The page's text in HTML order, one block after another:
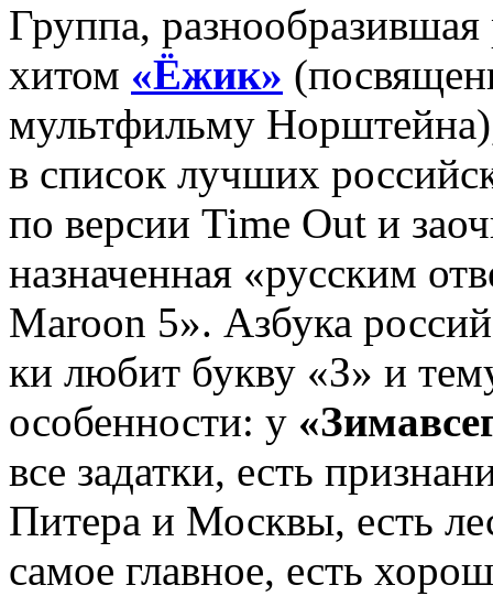
Груп­па,
хитом «Ёжик»
мультфильму
в список лучших
по версии Time Out и
назначенная «русским
Maroon 5». Азбука
ки люби­т букву «З» и
осо­бен­ности: у
все задатки, есть
Питера и Мос­квы, есть
самое глав­ное, есть